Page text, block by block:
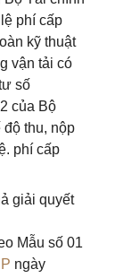
phí cấp
kỹ thuật
vận tải có
số
của Bộ
thu, nộp
phí cấp
giải quyết
Mẫu số 01
ngày